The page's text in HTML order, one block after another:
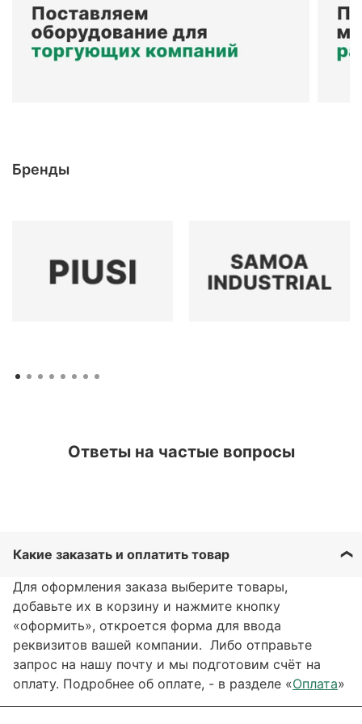
Бренды
Ответы на частые вопросы
Какие заказать и оплатить товар
Для оформления заказа выберите товары,
добавьте их в корзину и нажмите кнопку
«оформить», откроется форма для ввода
реквизитов вашей компании. Либо отправьте
запрос на нашу почту и мы подготовим счёт на
оплату. Подробнее об оплате, - в разделе «Оплата»